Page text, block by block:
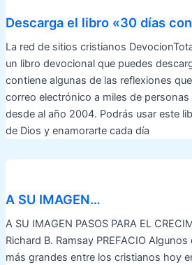
Descarga el libro «30 días
La red de sitios cristianos
un libro devocional que puedes
contiene algunas de las reflexiones
correo electrónico a miles de
desde al año 2004. Podrás usar este
de Dios y enamorarte cada día
A SU IMAGEN…
A SU IMAGEN PASOS PARA EL
Richard B. Ramsay PREFACIO
más grandes entre los cristianos hoy